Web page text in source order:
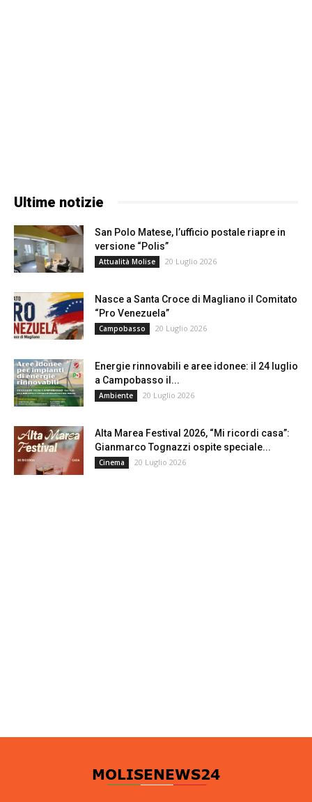
Ultime notizie
San Polo Matese, l’ufficio postale riapre in
versione “Polis”
Attualità Molise 20 Luglio 2026
Nasce a Santa Croce di Magliano il Comitato
“Pro Venezuela”
Campobasso 20 Luglio 2026
Energie rinnovabili e aree idonee: il 24 luglio
a Campobasso il...
Ambiente 20 Luglio 2026
Alta Marea Festival 2026, “Mi ricordi casa”:
Gianmarco Tognazzi ospite speciale...
Cinema 20 Luglio 2026